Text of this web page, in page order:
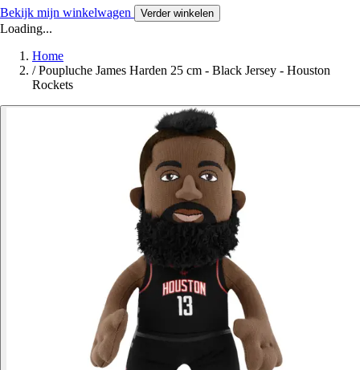
Bekijk mijn winkelwagen Verder winkelen
Loading...
Home
/ Poupluche James Harden 25 cm - Black Jersey - Houston
Rockets